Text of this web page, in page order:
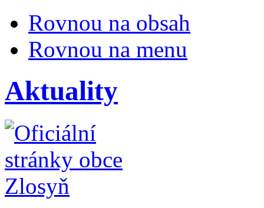
Rovnou na obsah
Rovnou na menu
Aktuality